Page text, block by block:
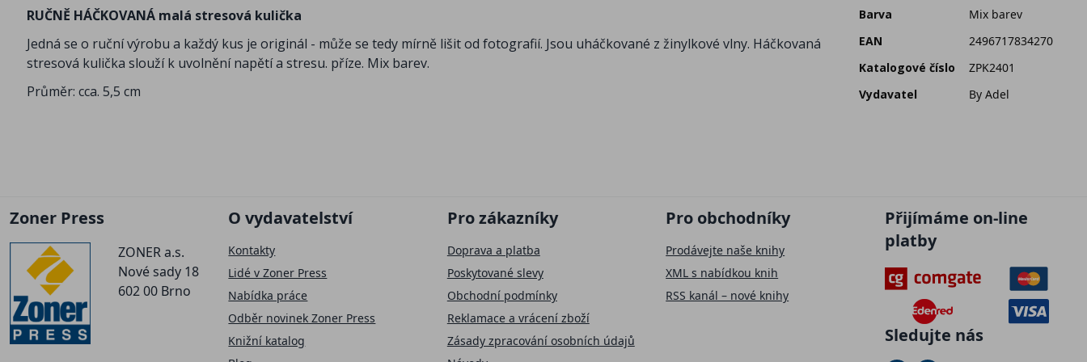
RUČNĚ HÁČKOVANÁ malá stresová kulička
Jedná se o ruční výrobu a každý kus je originál - může se tedy mírně lišit od fotografií. Jsou uháčkované z žinylkové vlny. Háčkovaná
stresová kulička slouží k uvolnění napětí a stresu. příze. Mix barev.
Průměr: cca. 5,5 cm
Barva
Mix barev
EAN
2496717834270
Katalogové číslo
ZPK2401
Vydavatel
By Adel
Zoner Press
ZONER a.s.
Nové sady 18
602 00 Brno
O vydavatelství
Kontakty
Lidé v Zoner Press
Nabídka práce
Odběr novinek Zoner Press
Knižní katalog
Pro zákazníky
Doprava a platba
Poskytované slevy
Obchodní podmínky
Reklamace a vrácení zboží
Zásady zpracování osobních údajů
Pro obchodníky
Prodávejte naše knihy
XML s nabídkou knih
RSS kanál – nové knihy
Přijímáme on-line
platby
Sledujte nás